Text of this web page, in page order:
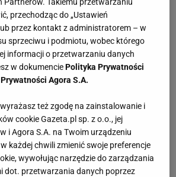
finansowaniu przez biedne
imprezy, starli się z
wojskowymi. Żadna ze
W wyniku walk śmierć
a ponad tysiąc trafiło
o "masakrze w Tlateloco". 4 lata
spokojnie też nie było. Już
palestyńska organizacja
ataku na izraelskich
Partnerów. Takiemu przetwarzaniu
przechodząc do „Ustawień
przez kontakt z administratorem – w
sprzeciwu i podmiotu, wobec którego
informacji o przetwarzaniu danych
w dokumenciePolityka Prywatności
Agora S.A.
wyrażasz też zgodę na zainstalowanie i
cookie Gazeta.pl sp. z o.o., jej
i Agora S.A. na Twoim urządzeniu
każdej chwili zmienić swoje preferencje
wywołując narzędzie do zarządzania
dot. przetwarzania danych poprzez